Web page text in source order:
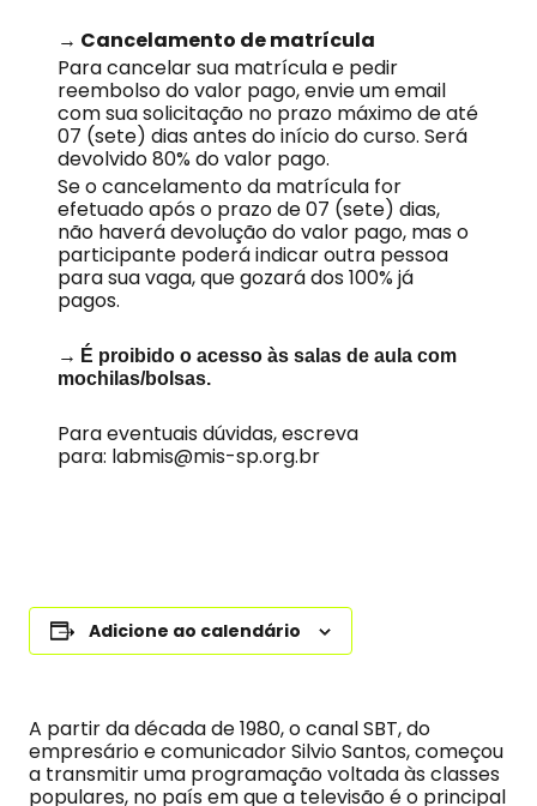
→ Cancelamento de matrícula
Para cancelar sua matrícula e pedir
reembolso do valor pago, envie um email
com sua solicitação no prazo máximo de até
07 (sete) dias antes do início do curso. Será
devolvido 80% do valor pago.
Se o cancelamento da matrícula for
efetuado após o prazo de 07 (sete) dias,
não haverá devolução do valor pago, mas o
participante poderá indicar outra pessoa
para sua vaga, que gozará dos 100% já
pagos.
→ É proibido o acesso às salas de aula com
mochilas/bolsas.
Para eventuais dúvidas, escreva
para: labmis@mis-sp.org.br
Adicione ao calendário
A partir da década de 1980, o canal SBT, do
empresário e comunicador Silvio Santos, começou
a transmitir uma programação voltada às classes
populares, no país em que a televisão é o principal